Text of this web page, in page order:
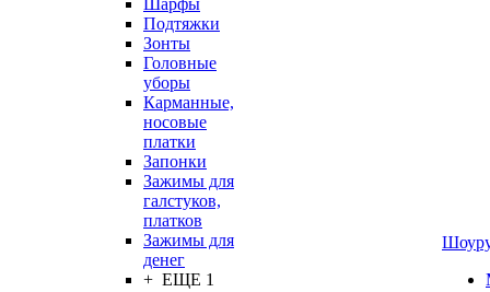
Шарфы
Подтяжки
Зонты
Головные
уборы
Карманные,
носовые
платки
Запонки
Зажимы для
галстуков,
платков
Зажимы для
денег
+ ЕЩЕ 1